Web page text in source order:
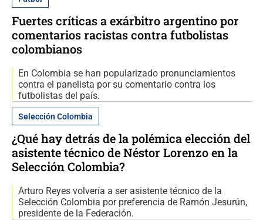
Fuertes críticas a exárbitro argentino por
comentarios racistas contra futbolistas
colombianos
En Colombia se han popularizado pronunciamientos
contra el panelista por su comentario contra los
futbolistas del país.
Selección Colombia
¿Qué hay detrás de la polémica elección del
asistente técnico de Néstor Lorenzo en la
Selección Colombia?
Arturo Reyes volvería a ser asistente técnico de la
Selección Colombia por preferencia de Ramón Jesurún,
presidente de la Federación.